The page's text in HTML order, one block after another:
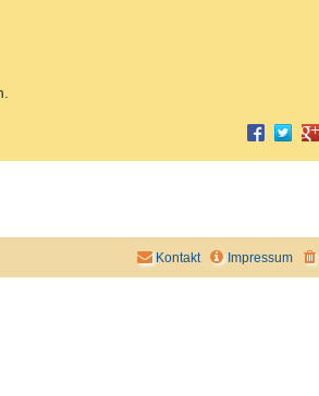
Impressum
Kontakt